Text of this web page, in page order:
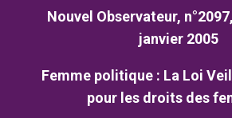
Nouvel Observateur,
janvier 2005
Femme politique : La Loi
pour les droits des